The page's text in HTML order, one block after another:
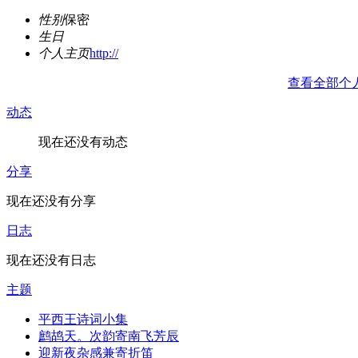
性别保密
生日
个人主页http://
查看全部个
动态
现在还没有动态
分享
现在还没有分享
日志
现在还没有日志
主题
平西王诗词小集
鹧鸪天。次韵寄南飞芳辰
迎新夜杂感兼寄折笛